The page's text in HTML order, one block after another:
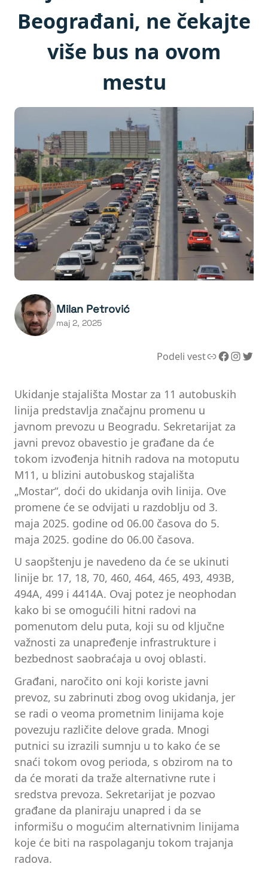
Beograđani, ne čekajte
više bus na ovom
mestu
Milan Petrović
maj 2, 2025
Podeli vestLink Facebook InstagramTwitter
Ukidanje stajališta Mostar za 11 autobuskih
linija predstavlja značajnu promenu u
javnom prevozu u Beogradu. Sekretarijat za
javni prevoz obavestio je građane da će
tokom izvođenja hitnih radova na motoputu
M11, u blizini autobuskog stajališta
„Mostar“, doći do ukidanja ovih linija. Ove
promene će se odvijati u razdoblju od 3.
maja 2025. godine od 06.00 časova do 5.
maja 2025. godine do 06.00 časova.
U saopštenju je navedeno da će se ukinuti
linije br. 17, 18, 70, 460, 464, 465, 493, 493B,
494A, 499 i 4414A. Ovaj potez je neophodan
kako bi se omogućili hitni radovi na
pomenutom delu puta, koji su od ključne
važnosti za unapređenje infrastrukture i
bezbednost saobraćaja u ovoj oblasti.
Građani, naročito oni koji koriste javni
prevoz, su zabrinuti zbog ovog ukidanja, jer
se radi o veoma prometnim linijama koje
povezuju različite delove grada. Mnogi
putnici su izrazili sumnju u to kako će se
snaći tokom ovog perioda, s obzirom na to
da će morati da traže alternativne rute i
sredstva prevoza. Sekretarijat je pozvao
građane da planiraju unapred i da se
informišu o mogućim alternativnim linijama
koje će biti na raspolaganju tokom trajanja
radova.